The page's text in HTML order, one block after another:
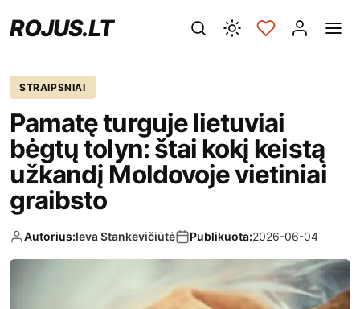
ROJUS.LT
STRAIPSNIAI
Pamatę turguje lietuviai
bėgtų tolyn: štai kokį keistą
užkandį Moldovoje vietiniai
graibsto
Autorius:Ieva Stankevičiūtė Publikuota:2026-06-04